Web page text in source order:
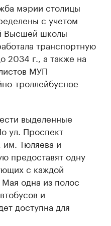
мэрии столицы
с учетом
Высшей школы
транспортную
2034 г., а также на
МУП
троллейбусное
выделенные
ул. Проспект
им. Тюляева и
предоставят одну
с каждой
одна из полос
и
доступна для